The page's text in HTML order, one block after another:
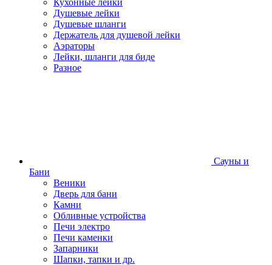
Кухонные лейки
Душевые лейки
Душевые шланги
Держатель для душевой лейки
Аэраторы
Лейки, шланги для биде
Разное
Сауны и
Бани
Веники
Дверь для бани
Камни
Обливные устройства
Печи электро
Печи каменки
Запарники
Шапки, тапки и др.